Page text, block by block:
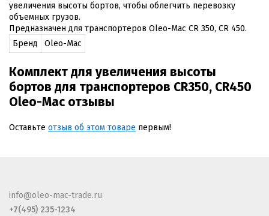
увеличения высоты бортов, чтобы облегчить перевозку
объемных грузов.
Предназначен для транспортеров Oleo-Mac CR 350, CR 450.
Бренд
Oleo-Mac
Комплект для увеличения высоты
бортов для транспортеров CR350, CR450
Oleo-Mac отзывы
Оставьте отзыв об этом товаре первым!
info@oleo-mac-trade.ru
+7(495) 235-1234